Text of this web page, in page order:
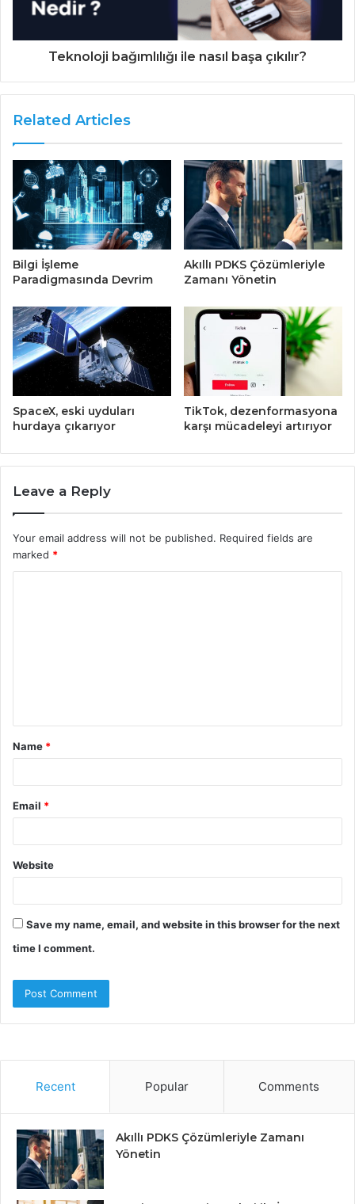
Teknoloji bağımlılığı ile nasıl başa çıkılır?
Related Articles
Bilgi İşleme
Paradigmasında Devrim
Akıllı PDKS Çözümleriyle
Zamanı Yönetin
SpaceX, eski uyduları
hurdaya çıkarıyor
TikTok, dezenformasyona
karşı mücadeleyi artırıyor
Leave a Reply
Your email address will not be published. Required fields are
marked *
t
*
Name *
Email *
Website
Save my name, email, and website in this browser for the next
time I comment.
Recent Popular Comments
Akıllı PDKS Çözümleriyle Zamanı
Yönetin